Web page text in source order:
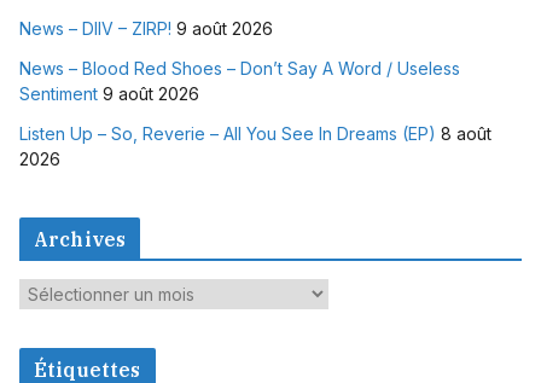
News – DIIV – ZIRP! 9 août 2026
News – Blood Red Shoes – Don’t Say A Word / Useless
Sentiment 9 août 2026
Listen Up – So, Reverie – All You See In Dreams (EP) 8 août
2026
Archives
A
c
Étiquettes